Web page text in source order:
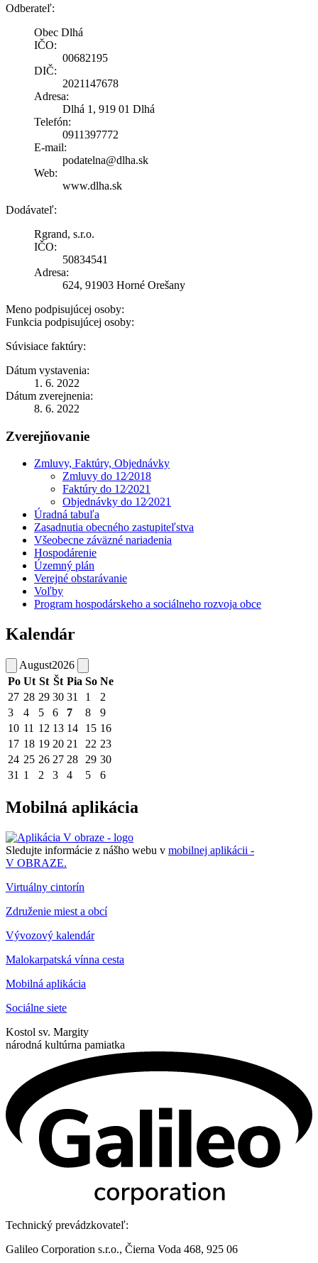
Odberateľ:
Obec Dlhá
IČO:
00682195
DIČ:
2021147678
Adresa:
Dlhá 1, 919 01 Dlhá
Telefón:
0911397772
E-mail:
podatelna@dlha.sk
Web:
www.dlha.sk
Dodávateľ:
Rgrand, s.r.o.
IČO:
50834541
Adresa:
624, 91903 Horné Orešany
Meno podpisujúcej osoby:
Funkcia podpisujúcej osoby:
Súvisiace faktúry:
Dátum vystavenia:
1. 6. 2022
Dátum zverejnenia:
8. 6. 2022
Zverejňovanie
Zmluvy, Faktúry, Objednávky
Zmluvy do 12⁄2018
Faktúry do 12⁄2021
Objednávky do 12⁄2021
Úradná tabuľa
Zasadnutia obecného zastupiteľstva
Všeobecne záväzné nariadenia
Hospodárenie
Územný plán
Verejné obstarávanie
Voľby
Program hospodárskeho a sociálneho rozvoja obce
Kalendár
August2026
Po Ut St Št Pia So Ne
27 28 29 30 31 1
2
3
4 5 6 7 8
9
10 11 12 13 14 15 16
17 18 19 20 21 22 23
24 25 26 27 28 29 30
31 1 2 3 4 5 6
Mobilná aplikácia
Sledujte informácie z nášho webu v mobilnej aplikácii -
V OBRAZE.
Virtuálny cintorín
Združenie miest a obcí
Vývozový kalendár
Malokarpatská vínna cesta
Mobilná aplikácia
Sociálne siete
Kostol sv. Margity
národná kultúrna pamiatka
Technický prevádzkovateľ:
Galileo Corporation s.r.o., Čierna Voda 468, 925 06